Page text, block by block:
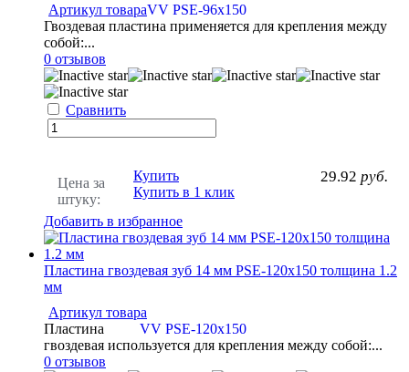
Артикул товараVV PSE-96x150
Гвоздевая пластина применяется для крепления между
собой:...
0 отзывов
Сравнить
Цена за
штуку:
29.92 руб.
Купить
Купить в 1 клик
Добавить в избранное
Пластина гвоздевая зуб 14 мм PSE-120x150 толщина 1.2
мм
Артикул товара
VV PSE-120x150
Пластина
гвоздевая используется для крепления между собой:...
0 отзывов